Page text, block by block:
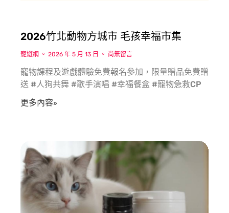
2026竹北動物方城市 毛孩幸福市集
寵遊網 2026 年 5 月 13 日 尚無留言
寵物課程及遊戲體驗免費報名參加，限量贈品免費贈
送 #人狗共舞 #歌手演唱 #幸福餐盒 #寵物急救CP
更多內容»